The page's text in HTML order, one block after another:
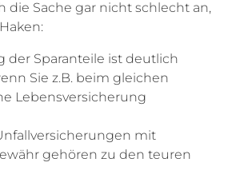
die Sache gar nicht schlecht an,
der Sparanteile ist deutlich
Sie z.B. beim gleichen
Lebensversicherung
mit
gehören zu den teuren